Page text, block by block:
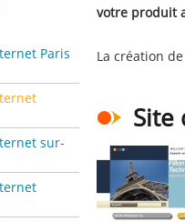
votre produit
La création
Site
Paris
sur-